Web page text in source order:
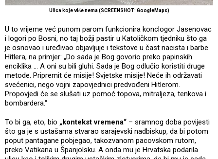
Ulica koje više nema (SCREENSHOT: GoogleMaps)
U to vrijeme već punom parom funkcionira konclogor Jasenovac
i logori po Bosni, no taj božji pastir u Katoličkom tjedniku što ga
je osnovao i uređivao objavljuje i tekstove u čast nacista i barbe
Hitlera, na primjer: „Do sada je Bog govorio preko papinskih
enciklika … A oni su bili gluhi. Sada je Bog odlučio koristiti druge
metode. Pripremit će misije! Svjetske misije! Neće ih održavati
svećenici, nego vojni zapovjednici predvođeni Hitlerom.
Propovjedi će se slušati uz pomoć topova, mitraljeza, tenkova i
bombardera.“
To bi ga, eto, bio „kontekst vremena“ – sramnog doba povijesti
što ga je s ustašama stvarao sarajevski nadbiskup, da bi potom
poput pantagane pobjegao, takozvanom pacovskom rutom,
preko Vatikana u Španjolsku. A onda mu je Hrvatska podarila